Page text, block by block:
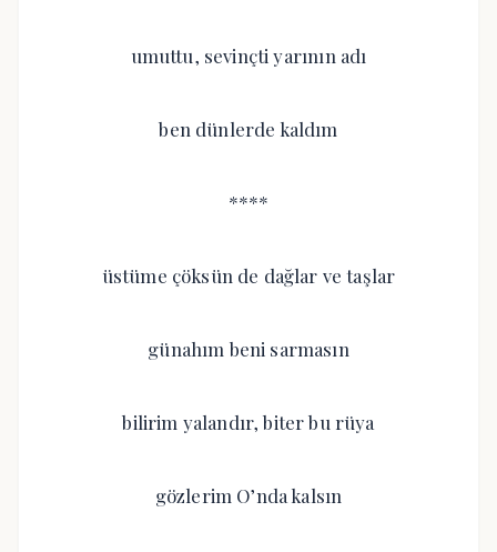
umuttu, sevinçti yarının adı
ben dünlerde kaldım
****
üstüme çöksün de dağlar ve taşlar
günahım beni sarmasın
bilirim yalandır, biter bu rüya
gözlerim O’nda kalsın